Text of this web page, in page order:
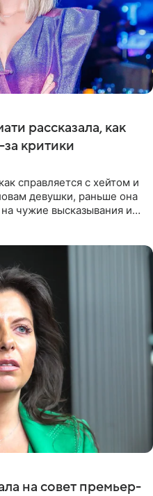
рассказала, как
критики
справляется с хейтом и
девушки, раньше она
чужие высказывания и
на совет премьер-